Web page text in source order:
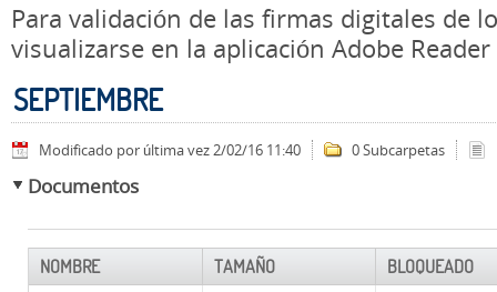
Para validación de las firmas digitales de
visualizarse en la aplicación Adobe Reader
SEPTIEMBRE
Modificado por última vez 2/02/16 11:40 0 Subcarpetas
Documentos
NOMBRE TAMAÑO BLOQUEADO